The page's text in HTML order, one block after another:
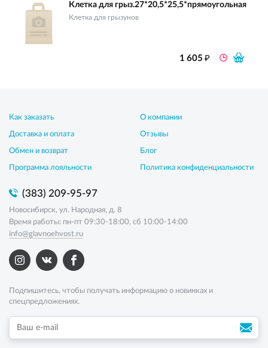
Клетка для грыз.27*20,5*25,5*прямоугольная
Клетка для грызунов
1 605₽
Как заказать
Доставка и оплата
Обмен и возврат
Программа лояльности
О компании
Отзывы
Блог
Политика конфиденциальности
(383) 209-95-97
Новосибирск, ул. Народная, д. 8
Время работы: пн-пт 09:30-18:00, сб 10:00-14:00
info@glavnoehvost.ru
Подпишитесь, чтобы получать информацию о новинках и
спецпредложениях.